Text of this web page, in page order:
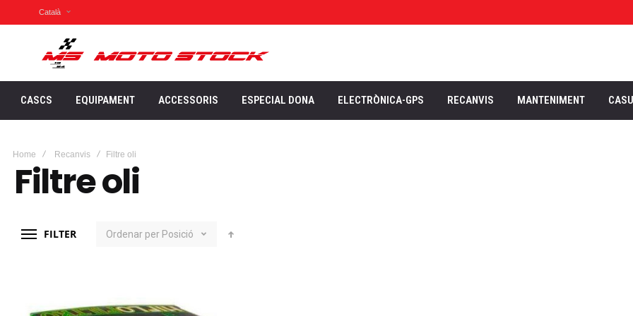
Català
CASCS EQUIPAMENT ACCESSORIS ESPECIAL DONA ELECTRÒNICA-GPS RECANVIS MANTENIMENT
Home Recanvis Filtre oli
Filtre oli
FILTER Ordenar per Posició